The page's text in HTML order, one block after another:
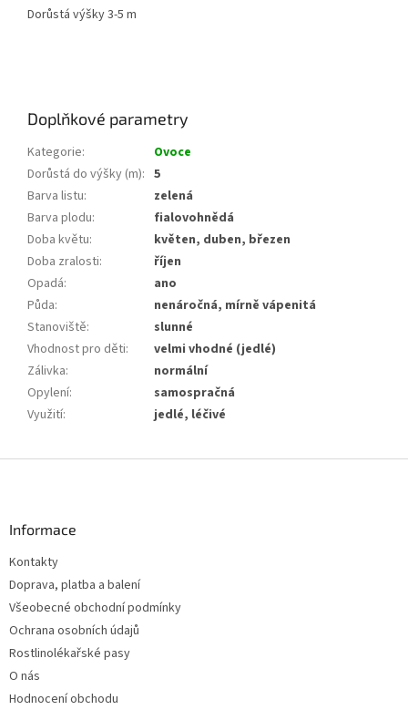
Dorůstá výšky 3-5 m
Doplňkové parametry
Kategorie:
Ovoce
Dorůstá do výšky (m): 5
Barva listu:
zelená
Barva plodu:
fialovohnědá
Doba květu:
květen, duben, březen
Doba zralosti:
říjen
Opadá:
ano
Půda:
nenáročná, mírně vápenitá
Stanoviště:
slunné
Vhodnost pro děti:
velmi vhodné (jedlé)
Zálivka:
normální
Opylení:
samospračná
Využití: jedlé, léčivé
Informace
Kontakty
Doprava, platba a balení
Všeobecné obchodní podmínky
Ochrana osobních údajů
Rostlinolékařské pasy
O nás
Hodnocení obchodu